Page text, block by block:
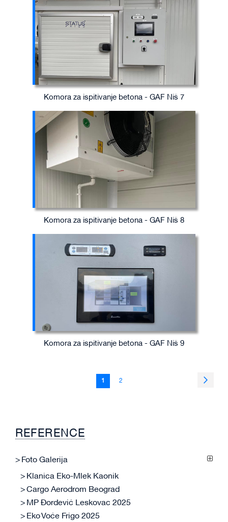
Komora za ispitivanje betona - GAF Niš 7
Komora za ispitivanje betona - GAF Niš 8
Komora za ispitivanje betona - GAF Niš 9
You're
1 Page
2
REFERENCE
Foto Galerija
Klanica Eko-Mlek Kaonik
Cargo Aerodrom Beograd
MP Đorđević Leskovac 2025
Eko Voće Frigo 2025